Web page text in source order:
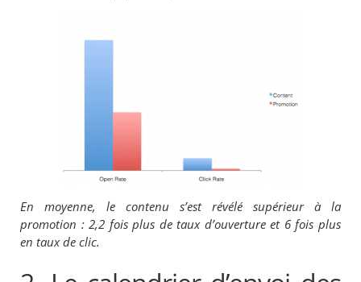
En moyenne, le contenu s’est révélé supérieur à la
promotion : 2,2 fois plus de taux d’ouverture et 6 fois plus
en taux de clic.